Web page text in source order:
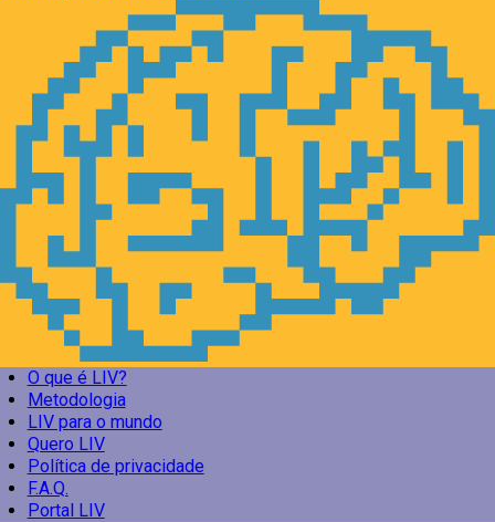
O que é LIV?
Metodologia
LIV para o mundo
Quero LIV
Política de privacidade
F.A.Q.
Portal LIV